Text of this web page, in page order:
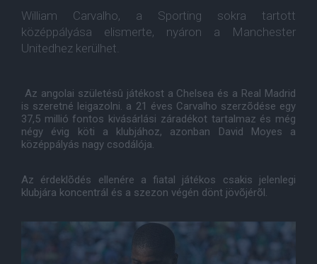
William Carvalho, a Sporting sokra tartott
középpályása elismerte, nyáron a Manchester
Unitedhez kerülhet.
Az angolai születésû játékost a Chelsea és a Real Madrid
is szeretné leigazolni. a 21 éves Carvalho szerzõdése egy
37,5 millió fontos kivásárlási záradékot tartalmaz és még
négy évig köti a klubjához, azonban David Moyes a
középpályás nagy csodálója.
Az érdeklõdés ellenére a fiatal játékos csakis jelenlegi
klubjára koncentrál és a szezon végén dönt jövõjérõl.